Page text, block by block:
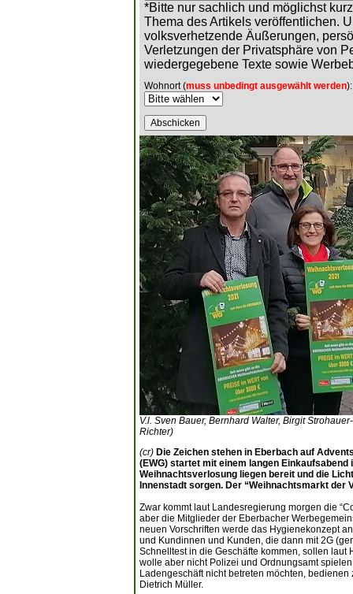
*Bitte nur sachlich und möglichst
Thema des Artikels veröffentlichen.
volksverhetzende Äußerungen,
Verletzungen der Privatsphäre von
wiedergegebene Texte sowie
Wohnort (muss unbedingt ausgewählt werden):
V.l. Sven Bauer, Bernhard Walter, Birgit
Richter)
(cr) Die Zeichen stehen in Eberbach auf
(EWG) startet mit einem langen
Weihnachtsverlosung liegen bereit und die
Innenstadt sorgen. Der “Weihnachtsmarkt der
Zwar kommt laut Landesregierung morgen die
aber die Mitglieder der Eberbacher
neuen Vorschriften werde das Hygienekonzept
und Kundinnen und Kunden, die dann mit 2G
Schnelltest in die Geschäfte kommen, sollen
wolle aber nicht Polizei und Ordnungsamt
Ladengeschäft nicht betreten möchten,
Dietrich Müller.